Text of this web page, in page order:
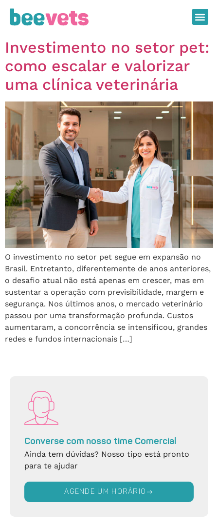
Investimento no setor pet:
como escalar e valorizar
uma clínica veterinária
O investimento no setor pet segue em expansão no
Brasil. Entretanto, diferentemente de anos anteriores,
o desafio atual não está apenas em crescer, mas em
sustentar a operação com previsibilidade, margem e
segurança. Nos últimos anos, o mercado veterinário
passou por uma transformação profunda. Custos
aumentaram, a concorrência se intensificou, grandes
redes e fundos internacionais […]
Converse com nosso time Comercial
Ainda tem dúvidas? Nosso tipo está pronto
para te ajudar
AGENDE UM HORÁRIO